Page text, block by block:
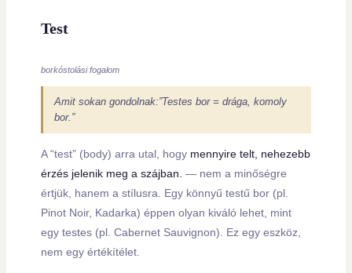
Test
borkóstolási fogalom
Amit sokan gondolnak:”Testes bor = drága, komoly
bor.”
A “test” (body) arra utal, hogy mennyire telt, nehezebb
érzés jelenik meg a szájban. — nem a minőségre
értjük, hanem a stílusra. Egy könnyű testű bor (pl.
Pinot Noir, Kadarka) éppen olyan kiváló lehet, mint
egy testes (pl. Cabernet Sauvignon). Ez egy eszköz,
nem egy értékítélet.